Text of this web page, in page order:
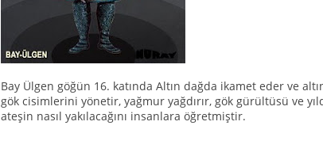
Bay Ülgen göğün 16. katında Altın dağda ikamet eder ve
gök cisimlerini yönetir, yağmur yağdırır, gök gürültüsü ve
ateşin nasıl yakılacağını insanlara öğretmiştir.